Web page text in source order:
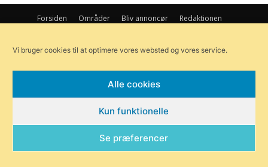
Forsiden Områder Bliv annoncør
Redaktionen
© Byensnyt.dk | Ågade 97, 8370 Hadsten |redaktionen@byensnyt.dk
Vi bruger cookies til at optimere vores websted og vores service.
Alle cookies
Kun funktionelle
Se præferencer
Exit mobile version